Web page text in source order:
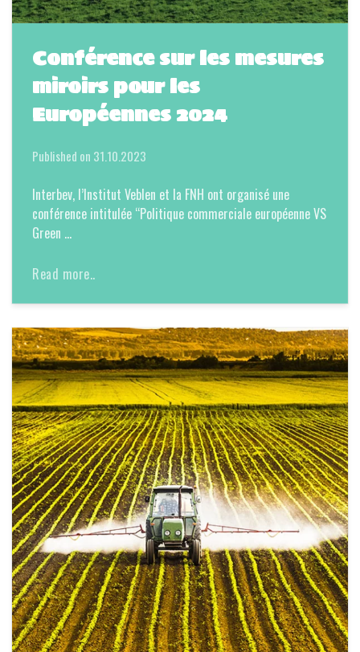
Conférence sur les mesures
miroirs pour les
Européennes 2024
Published on 31.10.2023
Interbev, l’Institut Veblen et la FNH ont organisé une
conférence intitulée “Politique commerciale européenne VS
Green …
Read more..